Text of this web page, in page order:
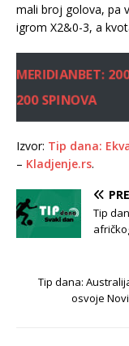
mali broj golova, pa
igrom X2&0-3, a
MERIDIANBET:
200 SPINOVA
Izvor: Tip dana:
– Kladjenje.rs.
Tip
Tip dana:
osvoje